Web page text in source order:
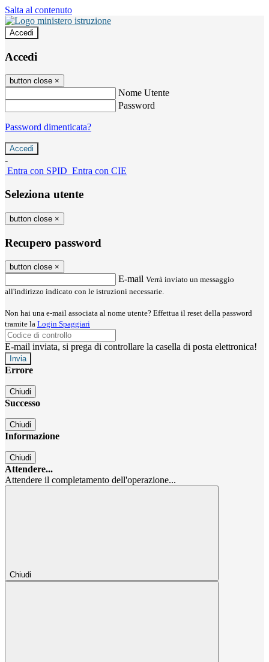
Salta al contenuto
Accedi
Accedi
button close ×
Nome Utente
Password
Password dimenticata?
-
Entra con SPID Entra con CIE
Seleziona utente
button close ×
Recupero password
button close ×
E-mail Verrà inviato un messaggio
all'indirizzo indicato con le istruzioni necessarie.
Non hai una e-mail associata al nome utente? Effettua il reset della password
tramite la Login Spaggiari
E-mail inviata, si prega di controllare la casella di posta elettronica!
Errore
Chiudi
Successo
Chiudi
Informazione
Chiudi
Attendere...
Attendere il completamento dell'operazione...
Chiudi